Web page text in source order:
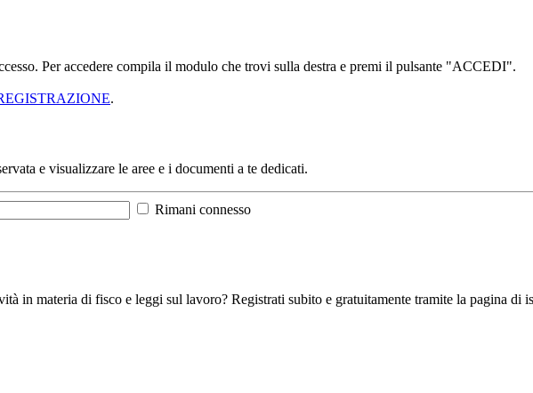
Per accedere compila il modulo che trovi sulla destra e premi il pulsante "ACCEDI".
.
e visualizzare le aree e i documenti a te dedicati.
Rimani connesso
in materia di fisco e leggi sul lavoro? Registrati subito e gratuitamente tramite la pagina di